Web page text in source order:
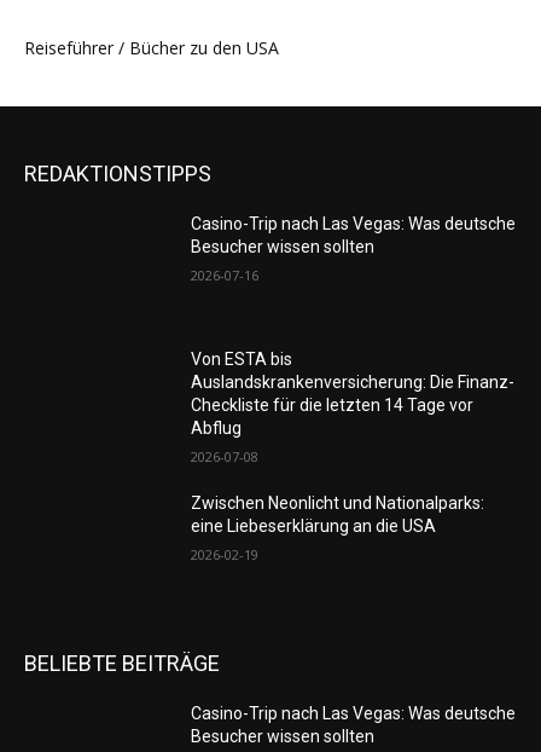
Reiseführer / Bücher zu den USA
REDAKTIONSTIPPS
Casino-Trip nach Las Vegas: Was deutsche
Besucher wissen sollten
2026-07-16
Von ESTA bis
Auslandskrankenversicherung: Die Finanz-
Checkliste für die letzten 14 Tage vor
Abflug
2026-07-08
Zwischen Neonlicht und Nationalparks:
eine Liebeserklärung an die USA
2026-02-19
BELIEBTE BEITRÄGE
Casino-Trip nach Las Vegas: Was deutsche
Besucher wissen sollten